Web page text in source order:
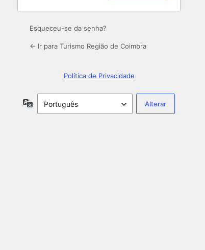
Esqueceu-se da senha?
← Ir para Turismo Região de Coimbra
Política de Privacidade
Idioma